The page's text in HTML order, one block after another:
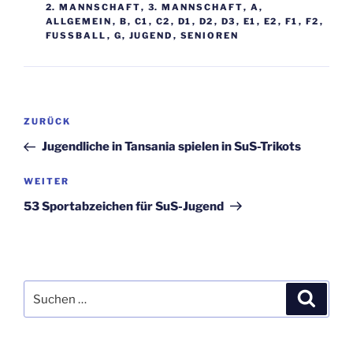
2. MANNSCHAFT, 3. MANNSCHAFT, A,
ALLGEMEIN , B, C1 , C2 , D1 , D2 , D3 , E1 , E2 , F1 , F2 ,
FUSSBALL , G, JUGEND , SENIOREN
Beitragsnavigation
Vorheriger
Beitrag
ZURÜCK
Jugendliche in Tansania spielen in SuS-Trikots
Nächster
Beitrag
WEITER
53 Sportabzeichen für SuS-Jugend
nach: